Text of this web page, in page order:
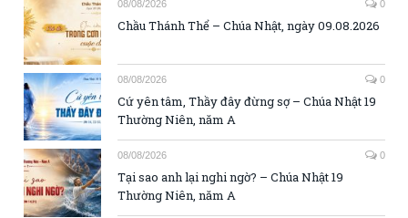
08/08/2026 0
Chầu Thánh Thể – Chúa Nhật, ngày 09.08.2026
08/08/2026 0
Cứ yên tâm, Thầy đây đừng sợ – Chúa Nhật 19
Thường Niên, năm A
08/08/2026 0
Tại sao anh lại nghi ngờ? – Chúa Nhật 19
Thường Niên, năm A